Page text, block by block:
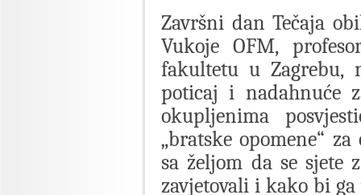
Završni dan Tečaja
Vukoje OFM,
fakultetu u Zagrebu,
poticaj i nadahnuće
okupljenima
„bratske opomene“
sa željom da se sjete
zavjetovali i kako bi